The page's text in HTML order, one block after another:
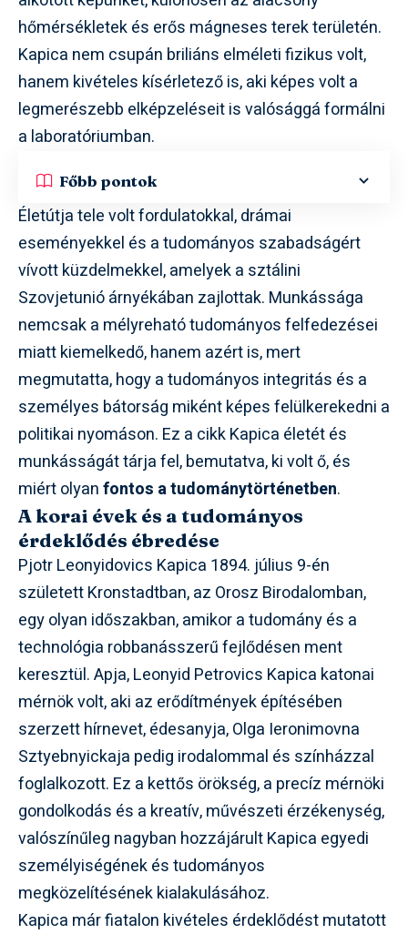
hőmérsékletek és erős mágneses terek területén.
Kapica nem csupán briliáns elméleti fizikus volt,
hanem kivételes kísérletező is, aki képes volt a
legmerészebb elképzeléseit is valósággá formálni
a laboratóriumban.
Főbb pontok
Életútja tele volt fordulatokkal, drámai
eseményekkel és a tudományos szabadságért
vívott küzdelmekkel, amelyek a sztálini
Szovjetunió árnyékában zajlottak. Munkássága
nemcsak a mélyreható tudományos felfedezései
miatt kiemelkedő, hanem azért is, mert
megmutatta, hogy a tudományos integritás és a
személyes bátorság miként képes felülkerekedni a
politikai nyomáson. Ez a cikk Kapica életét és
munkásságát tárja fel, bemutatva, ki volt ő, és
miért olyanfontos a tudománytörténetben.
A korai évek és a tudományos
érdeklődés ébredése
Pjotr Leonyidovics Kapica 1894. július 9-én
született Kronstadtban, az Orosz Birodalomban,
egy olyan időszakban, amikor a tudomány és a
technológia robbanásszerű fejlődésen ment
keresztül. Apja, Leonyid Petrovics Kapica katonai
mérnök volt, aki az erődítmények építésében
szerzett hírnevet, édesanyja, Olga Ieronimovna
Sztyebnyickaja pedig irodalommal és színházzal
foglalkozott. Ez a kettős örökség, a precíz mérnöki
gondolkodás és a kreatív, művészeti érzékenység,
valószínűleg nagyban hozzájárult Kapica egyedi
személyiségének és tudományos
megközelítésének kialakulásához.
Kapica már fiatalon kivételes érdeklődést mutatott